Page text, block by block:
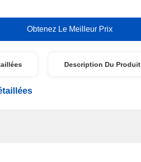
Obtenez Le Meilleur Prix
Description Du Produit